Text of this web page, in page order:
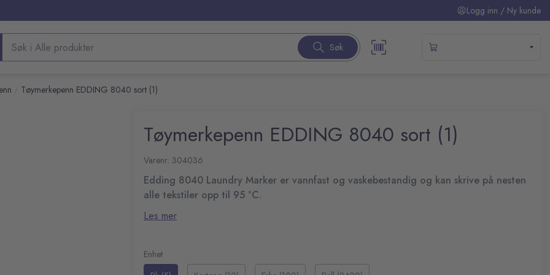
Logg inn / Ny kunde
Søk etter produkter Søk
Tøymerkepenn EDDING 8040 sort (1)
Tøymerkepenn EDDING 8040 sort (1)
Varenr: 304036
Edding 8040 Laundry Marker er vannfast og vaskebestandig og kan skrive på nesten
alle tekstiler opp til 95 °C.
Denne permanente tøymerkepennen er spesialformet for skriving på ubehandlede tekstiler
som bomull, silke, lin med mer. Merkepennen passer perfekt til å merke klesplagg eller til å
Strekbredde: 1 mm
Les mer
Enhet